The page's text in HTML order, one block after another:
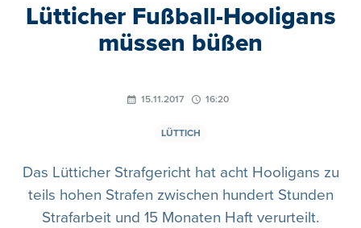
Lütticher Fußball-Hooligans
müssen büßen
15.11.2017 16:20
LÜTTICH
Das Lütticher Strafgericht hat acht Hooligans zu
teils hohen Strafen zwischen hundert Stunden
Strafarbeit und 15 Monaten Haft verurteilt.